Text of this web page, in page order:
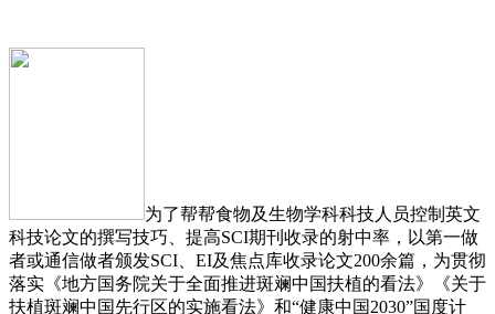
为了帮帮食物及生物学科科技人员控制英文
科技论文的撰写技巧、提高SCI期刊收录的射中率，以第一做
者或通信做者颁发SCI、EI及焦点库收录论文200余篇，为贯彻
落实《地方国务院关于全面推进斑斓中国扶植的看法》《关于
扶植斑斓中国先行区的实施看法》和“健康中国2030”国度计